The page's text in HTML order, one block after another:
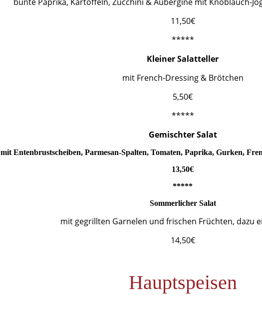
11,50€
*****
Kleiner Salatteller
mit French-Dressing & Brötchen
5,50€
*****
Gemischter Salat
mit Entenbrustscheiben, Parmesan-Spalten, Tomaten, Paprika, Gurken,
13,50€
*****
Sommerlicher Salat
mit gegrillten Garnelen und frischen Früchten, dazu
14,50€
Hauptspeisen